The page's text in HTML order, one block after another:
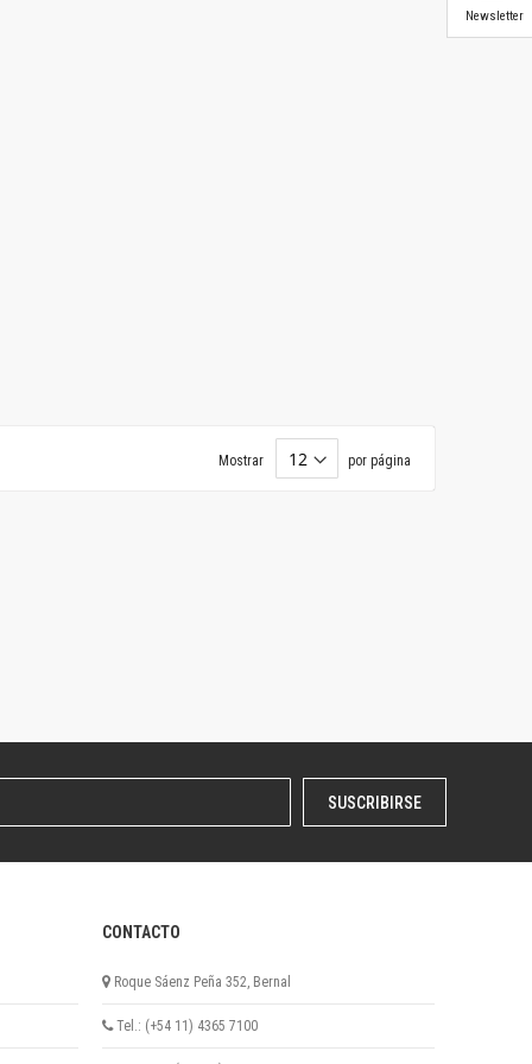
Mostrar por página
SUSCRIBIRSE
CONTACTO
Roque Sáenz Peña 352, Bernal
Tel.: (+54 11) 4365 7100
Newsletter